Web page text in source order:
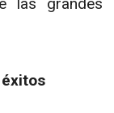
las grandes